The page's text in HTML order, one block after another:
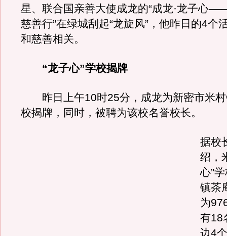
星、联合国亲善大使成龙的“成龙·龙子心
慈善行”在绿城刮起“龙旋风”，他昨日的4个
和慈善相关。
“龙子心”学校揭牌
昨日上午10时25分，成龙为新密市米村
校揭牌，同时，被聘为该校名誉校长。
据校
绍，
心”
镇茶
为
有18
边4